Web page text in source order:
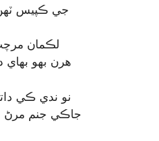
جي ڪپيس
لڪمان
هرن بهو بهاي
نو ندي ڪي
جاڪي جنم مرڻ